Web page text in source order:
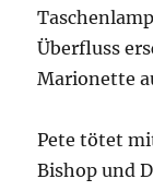
Überfluss
Marionette
Pete tötet
Bishop und